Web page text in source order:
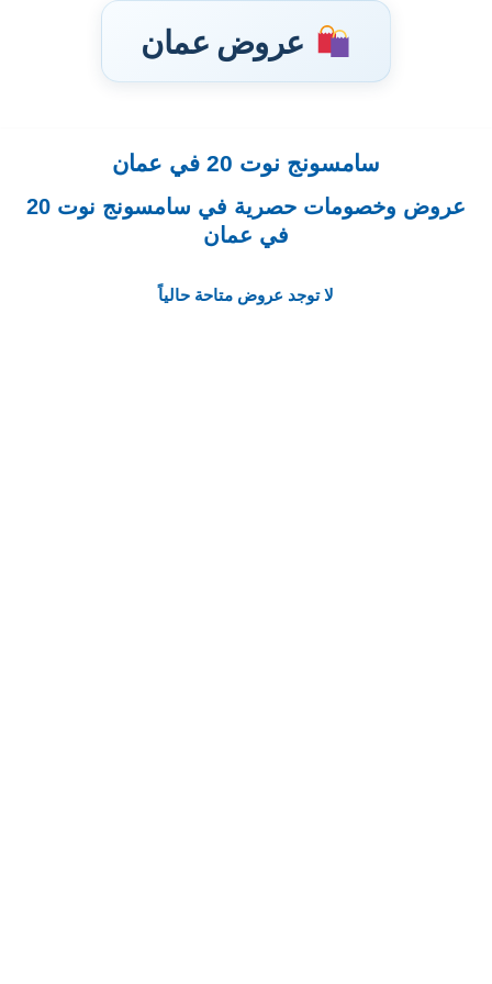
عروض عمان
إلى
سامسونج نوت 20 في عمان
عروض وخصومات حصرية في سامسونج نوت 20
في عمان
لا توجد عروض متاحة حالياً